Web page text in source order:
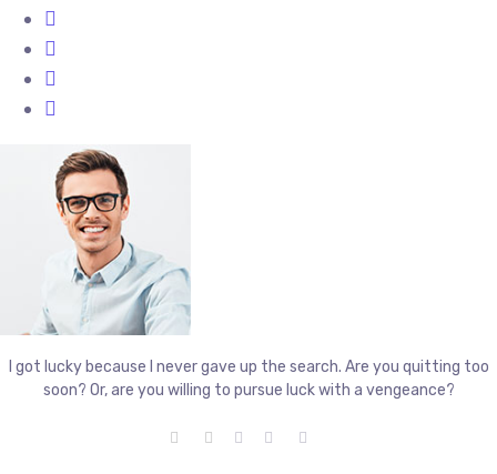
I got lucky because I never gave up the search. Are you quitting too
soon? Or, are you willing to pursue luck with a vengeance?